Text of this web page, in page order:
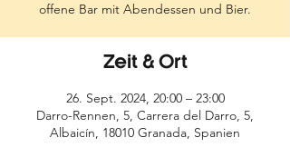
offene Bar mit Abendessen und Bier.
Zeit & Ort
26. Sept. 2024, 20:00 – 23:00
Darro-Rennen, 5, Carrera del Darro, 5,
Albaicín, 18010 Granada, Spanien